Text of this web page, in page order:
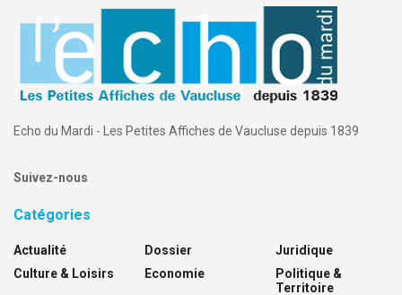
Echo du Mardi - Les Petites Affiches de Vaucluse depuis 1839
Suivez-nous
Catégories
Actualité
Culture & Loisirs
Dossier
Economie
Juridique
Politique &
Territoire